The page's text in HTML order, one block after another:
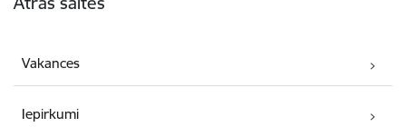
Vakances
Iepirkumi